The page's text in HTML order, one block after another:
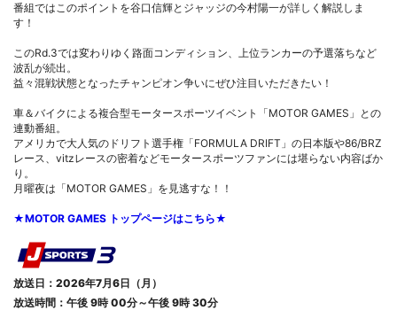
番組ではこのポイントを谷口信輝とジャッジの今村陽一が詳しく解説しま
す！
このRd.3では変わりゆく路面コンディション、上位ランカーの予選落ちなど
波乱が続出。
益々混戦状態となったチャンピオン争いにぜひ注目いただきたい！
車＆バイクによる複合型モータースポーツイベント「MOTOR GAMES」との
連動番組。
アメリカで大人気のドリフト選手権「FORMULA DRIFT」の日本版や86/BRZ
レース、vitzレースの密着などモータースポーツファンには堪らない内容ばか
り。
月曜夜は「MOTOR GAMES」を見逃すな！！
★MOTOR GAMES トップページはこちら★
放送日：2026年7月6日（月）
放送時間：午後 9時 00分～午後 9時 30分